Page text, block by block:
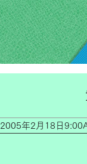
2005年2月18日